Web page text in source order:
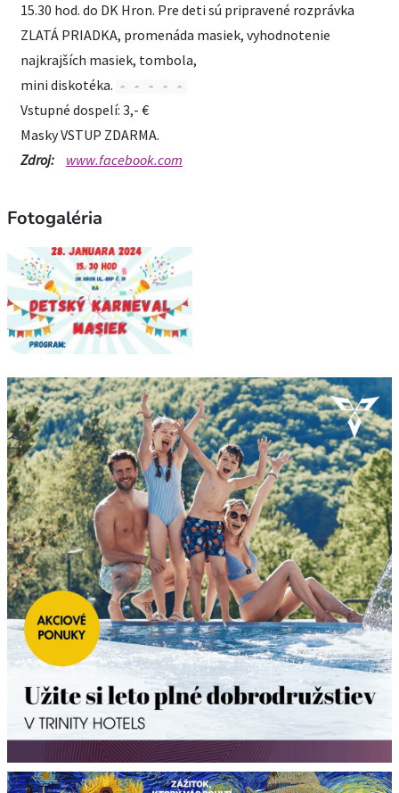
15.30 hod. do DK Hron. Pre deti sú pripravené rozprávka
ZLATÁ PRIADKA, promenáda masiek, vyhodnotenie
najkrajších masiek, tombola,
mini diskotéka.
Vstupné dospelí: 3,- €
Masky VSTUP ZDARMA.
Zdroj:
www.facebook.com
Fotogaléria